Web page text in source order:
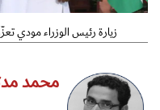
زيارة رئيس الوزراء مودي